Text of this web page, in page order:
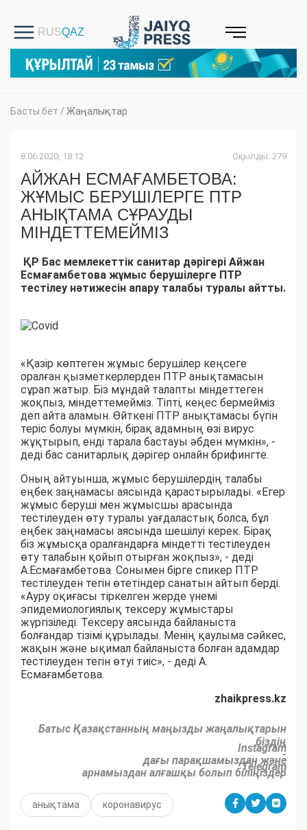
Басты бет / Жаңалықтар
8.06.2020, 18:12 Оқылды: 279
АЙЖАН ЕСМАҒАМБЕТОВА:
ЖҰМЫС БЕРУШІЛЕРГЕ ПТР
АНЫҚТАМА СҰРАУДЫ
МІНДЕТТЕМЕЙМІЗ
ҚР Бас мемлекеттік санитар дәрігері Айжан
Есмағамбетова жұмыс берушілерге ПТР
тестілеу нәтижесін апару талабы туралы айтты.
«Қазір көптеген жұмыс берушілер кеңсеге
оралған қызметкерлерден ПТР анықтамасын
сұрап жатыр. Біз мұндай талапты міндеттеген
жоқпыз, міндеттемейміз. Тіпті, кеңес бермейміз
деп айта аламын. Өйткені ПТР анықтамасы бүгін
теріс болуы мүмкін, бірақ адамның өзі вирус
жұқтырып, енді тарала бастауы әбден мүмкін», -
деді бас санитарлық дәрігер онлайн брифингте.
Оның айтуынша, жұмыс берушілердің талабы
еңбек заңнамасы аясында қарастырылады. «Егер
жұмыс беруші мен жұмысшы арасында
тестілеуден өту туралы уағдаластық болса, бұл
еңбек заңнамасы аясында шешілуі керек. Бірақ
біз жұмысқа оралғандарға міндетті тестілеуден
өту талабын қойып отырған жоқпыз», - деді
А.Есмағамбетова. Сонымен бірге спикер ПТР
тестілеуден тегін өтетіндер санатын айтып берді.
«Ауру оқиғасы тіркелген жерде үнемі
эпидемиологиялық тексеру жұмыстары
жүргізіледі. Тексеру аясында байланыста
болғандар тізімі құрылады. Менің қаулыма сәйкес,
жақын және ықимал байланыста болған адамдар
тестілеуден тегін өтуі тиіс», - деді А.
Есмағамбетова.
zhaikpress.kz
Батыс Қазақстанның маңызды жаңалықтарын
біздің
Instagram
-
дағы парақшамыздан және
Telegram
арнамыздан алғашқы болып біліңіздер
анықтама коронавирус